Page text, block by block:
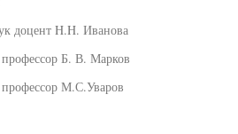
доцент H.H. Иванова
Б. В. Марков
М.С.Уваров